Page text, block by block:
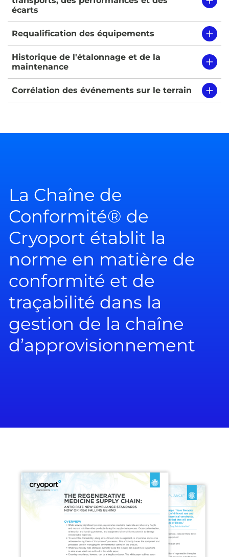
écarts
Requalification des équipements
Historique de l'étalonnage et de la
maintenance
Corrélation des événements sur le terrain
La Chaîne de
Conformité® de
Cryoport établit la
norme en matière de
conformité et de
traçabilité dans la
gestion de la chaîne
d’approvisionnement